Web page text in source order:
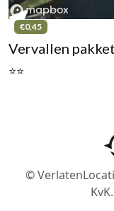
€0,45
Vervallen
⭐⭐
©